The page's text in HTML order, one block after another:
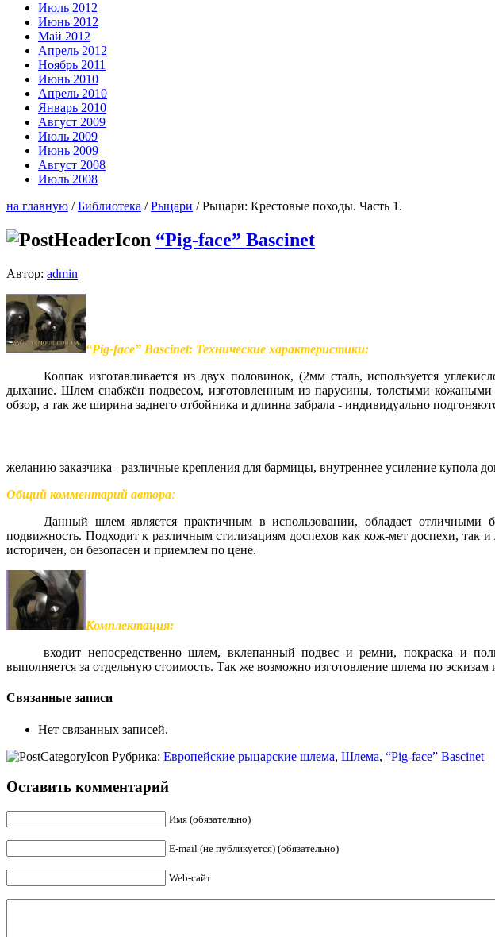
Июль 2012
Июнь 2012
Май 2012
Апрель 2012
Ноябрь 2011
Июнь 2010
Апрель 2010
Январь 2010
Август 2009
Июль 2009
Июнь 2009
Август 2008
Июль 2008
на главную /Библиотека /Рыцари / Рыцари: Крестовые походы. Часть 1.
“Pig-face” Bascinet
Автор: admin
“Pig-face” Bascinet: Технические характеристики:
Колпак изготавливается из двух половинок, (2мм сталь, используется
дыхание. Шлем снабжён подвесом, изготовленным из парусины, толстыми
обзор, а так же ширина заднего отбойника и длинна забрала - индивидуально
желанию заказчика –различные крепления для бармицы, внутреннее усиление купола
Общий комментарий автора:
Данный шлем является практичным в использовании, обладает
подвижность. Подходит к различным стилизациям доспехов как кож-мет доспехи,
историчен, он безопасен и приемлем по цене.
Комплектация:
входит непосредственно шлем, вклепанный подвес и ремни, покраска и
выполняется за отдельную стоимость. Так же возможно изготовление шлема по эскизам
Связанные записи
Нет связанных записей.
Рубрика: Европейские рыцарские шлема, Шлема, “Pig-face” Bascinet
Оставить комментарий
Имя (обязательно)
E-mail (не публикуется) (обязательно)
Web-сайт